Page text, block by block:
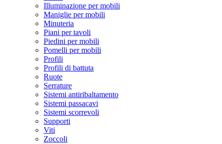
Illuminazione per mobili
Maniglie per mobili
Minuteria
Piani per tavoli
Piedini per mobili
Pomelli per mobili
Profili
Profili di battuta
Ruote
Serrature
Sistemi antiribaltamento
Sistemi passacavi
Sistemi scorrevoli
Supporti
Viti
Zoccoli